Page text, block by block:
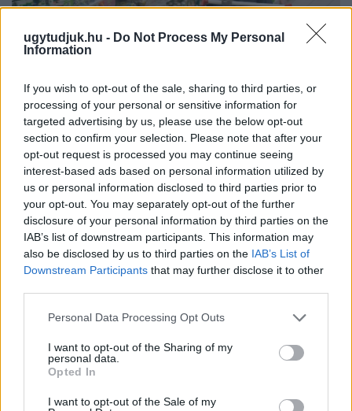
ugytudjuk.hu - Do Not Process My Personal
Information
If you wish to opt-out of the sale, sharing to third parties, or
processing of your personal or sensitive information for
targeted advertising by us, please use the below opt-out
section to confirm your selection. Please note that after your
opt-out request is processed you may continue seeing
interest-based ads based on personal information utilized by
us or personal information disclosed to third parties prior to
your opt-out. You may separately opt-out of the further
disclosure of your personal information by third parties on the
IAB’s list of downstream participants. This information may
also be disclosed by us to third parties on the IAB’s List of
Downstream Participants that may further disclose it to other
Please note that this website/app uses one or more Google
not limited to your visit or usage behaviour. You may click to
grant or deny consent to Google and its third-party tags to
use your data for below specified purposes in below Google
consent section.
Personal Data Processing Opt Outs
I want to opt-out of the Sharing of my
personal data.
Opted In
I want to opt-out of the Sale of my
ÖRÖMHÍR: TÍZ ÉVE NEM VOLT ILYEN ALACSONY AZ
INFLÁCIÓ MAGYARORSZÁGON
Júliusban mindössze 1,2 százalékkal emelkedtek éves
összevetésben a fogyasztói árak, miközben az élelmiszerek ára
már csökkent.